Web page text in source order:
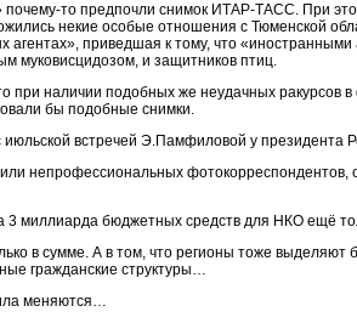
то предпочли снимок ИТАР-ТАСС. При
некие особые отношения с Тюменской
агентах», приведшая к тому, что
муковисцидозом, и защитников птиц.
при наличии подобных же неудачных
бы подобные снимки.
июльской встречей Э.Памфиловой у
непрофессиональных
3 миллиарда бюджетных средств для НКО ещё
в сумме. А в том, что регионы тоже
гражданские структуры…
меняются…